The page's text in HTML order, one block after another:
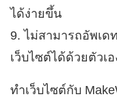
ได้ง่ายขึ้น
9. ไม่สามารถอัพเ
เว็บไซต์ได้ด้วยตัวเ
ทำเว็บไซต์กับ